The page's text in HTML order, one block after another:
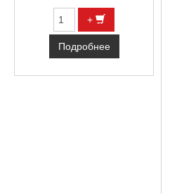
+
Подробнее